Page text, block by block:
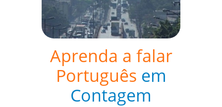
Aprenda a falar
Português em
Contagem